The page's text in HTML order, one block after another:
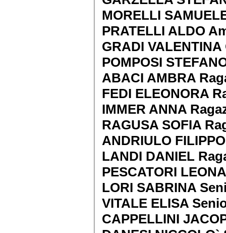
MORELLI
PRATELLI ALDO
GRADI
POMPOSI
ABACI AMBRA
FEDI ELEONORA
IMMER ANNA
RAGUSA SOFIA
ANDRIULO
LANDI DANIEL
PESCATORI
LORI SABRINA
VITALE ELISA
CAPPELLINI